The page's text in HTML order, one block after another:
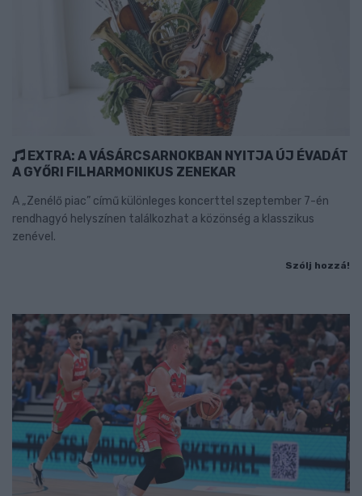
EXTRA: A VÁSÁRCSARNOKBAN NYITJA ÚJ ÉVADÁT
A GYŐRI FILHARMONIKUS ZENEKAR
A „Zenélő piac” című különleges koncerttel szeptember 7-én
rendhagyó helyszínen találkozhat a közönség a klasszikus
zenével.
Szólj hozzá!